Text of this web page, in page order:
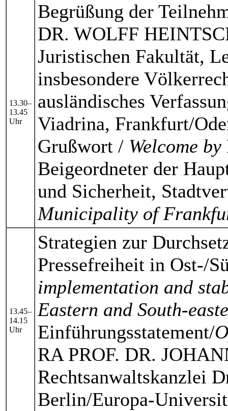
13.30–
13.45
Uhr
Begrüßung der
DR. WOLFF
Juristischen Fakultät,
insbesondere
ausländisches
Viadrina, Frankfurt/
Grußwort / Welcome by
Beigeordneter der
und Sicherheit,
Municipality of
13.45–
14.15
Uhr
Strategien zur
Pressefreiheit in Ost-/
implementation and
Eastern and South-
Einführungsstatement/
RA PROF. DR.
Rechtsanwaltskanzlei
Berlin/Europa-